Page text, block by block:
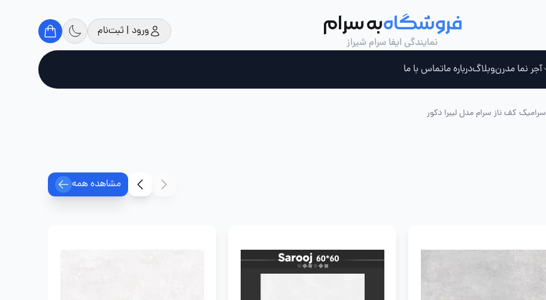
فروشگاهبه سرام
نمایندگی ایفا سرام شیراز
ورود | ثبت‌نام
آجر نما مدرنوبلاگدرباره ماتماس با ما
سرامیک کف ناز سرام مدل لیبرا دکور
مشاهده همه